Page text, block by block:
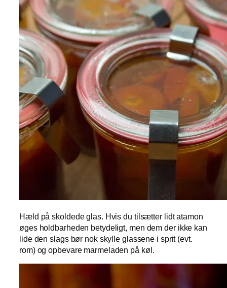
Hæld på skoldede glas. Hvis du tilsætter lidt atamon
øges holdbarheden betydeligt, men dem der ikke kan
lide den slags bør nok skylle glassene i sprit (evt.
rom) og opbevare marmeladen på køl.